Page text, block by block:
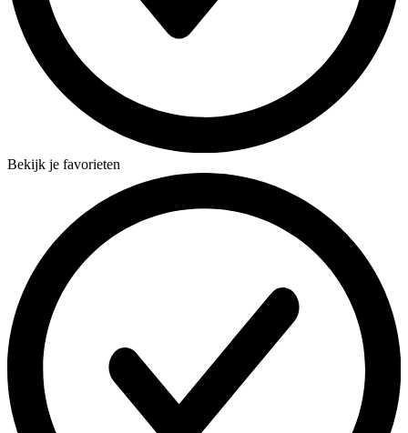
Bekijk je favorieten